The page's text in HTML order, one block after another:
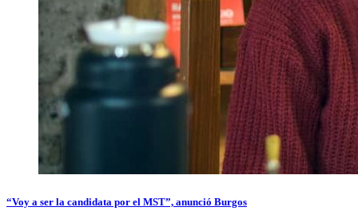
“Voy a ser la candidata por el MST”, anunció Burgos